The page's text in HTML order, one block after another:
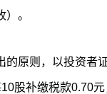
。
的原则，以投资
股补缴税款0.70